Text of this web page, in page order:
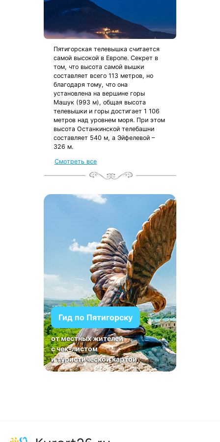
Пятигорская телевышка считается
самой высокой в Европе. Секрет в
том, что высота самой вышки
составляет всего 113 метров, но
благодаря тому, что она
установлена на вершине горы
Машук (993 м), общая высота
телевышки и горы достигает 1 106
метров над уровнем моря. При этом
высота Останкинской телебашни
составляет 540 м, а Эйфелевой –
326 м.
Смотреть все
Гид по Пятигорску
от местных жителей
с чек-листом
и туристической картой